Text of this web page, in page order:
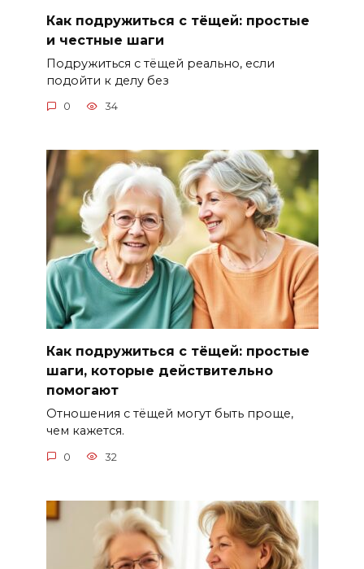
Как подружиться с тёщей: простые
и честные шаги
Подружиться с тёщей реально, если
подойти к делу без
0 34
Как подружиться с тёщей: простые
шаги, которые действительно
помогают
Отношения с тёщей могут быть проще,
чем кажется.
0 32